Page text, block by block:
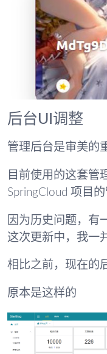
后台UI调整
管理后台是审美的
目前使用的这套管
SpringCloud 项目
因为历史问题，有
这次更新中，我一
相比之前，现在的
原本是这样的